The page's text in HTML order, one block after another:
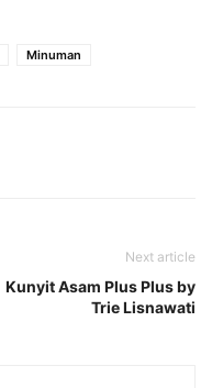
Minuman
Next article
Kunyit Asam Plus Plus by
Trie Lisnawati